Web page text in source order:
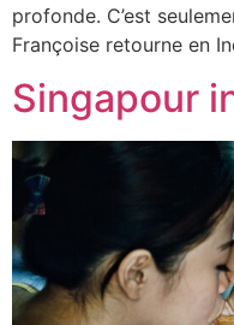
profonde. C’est
Françoise retourne en
Singapour